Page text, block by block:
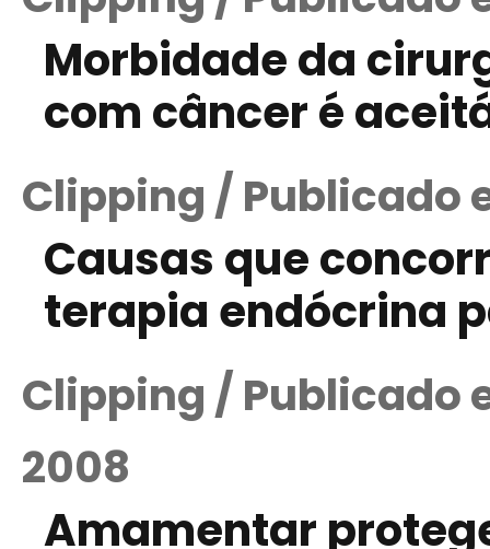
Morbidade da
com câncer é
Clipping / Publicado
Causas que
terapia endócrina
Clipping / Publicado
2008
Amamentar